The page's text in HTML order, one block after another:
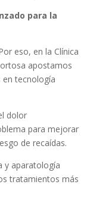
para la
eso, en la Clínica
apostamos
tecnología
dolor
para mejorar
de recaídas.
y aparatología
tratamientos más